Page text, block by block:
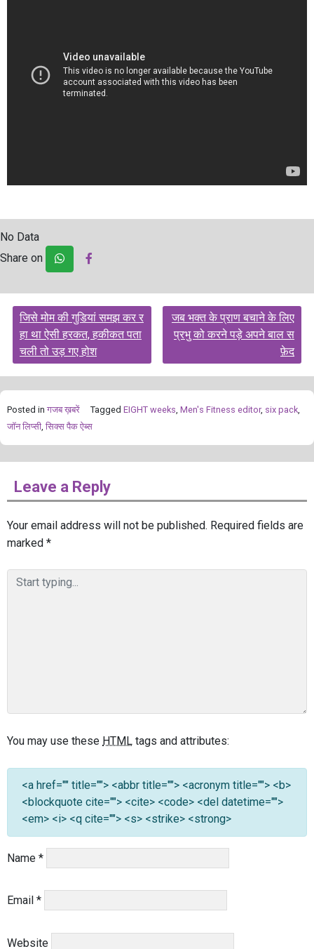
No Data
Share on
Post
navigation
जिसे मोम की गुडियां समझ कर र
हा था ऐसी हरकत, हकीकत पता
चली तो उड़ गए होश
जब भक्त के प्राण बचाने के लिए
प्रभु को करने पड़े अपने बाल स
फ़ेद
Posted in गजब ख़बरें Tagged EIGHT weeks, Men's Fitness editor, six pack,
जॉन लिप्सी, सिक्स पैक ऐब्स
Leave a Reply
Your email address will not be published. Required fields are
marked *
You may use these HTML tags and attributes:
<a href="" title=""> <abbr title=""> <acronym title=""> <b>
<blockquote cite=""> <cite> <code> <del datetime="">
<em> <i> <q cite=""> <s> <strike> <strong>
Name *
Email *
Website